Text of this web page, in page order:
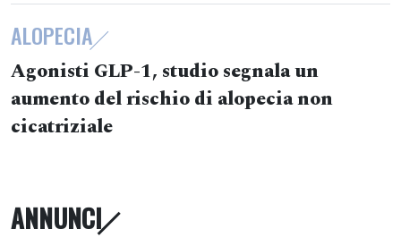
ALOPECIA
Agonisti GLP-1, studio segnala un
aumento del rischio di alopecia non
cicatriziale
ANNUNCI